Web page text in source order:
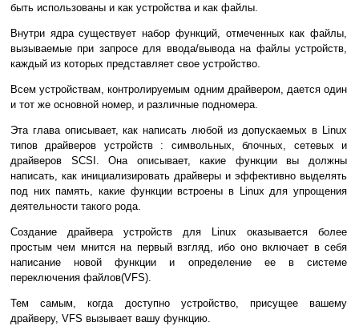
быть использованы и как устройства и как файлы.
Внутри ядра существует набор функций, отмеченных как файлы,
вызываемые при запросе для ввода/вывода на файлы устройств,
каждый из которых представляет свое устройство.
Всем устройствам, контролируемым одним драйвером, дается один
и тот же основной номер, и различные подномера.
Эта глава описывает, как написать любой из допускаемых в Linux
типов драйверов устройств : символьных, блочных, сетевых и
драйверов SCSI. Она описывает, какие функции вы должны
написать, как инициализировать драйверы и эффективно выделять
под них память, какие функции встроены в Linux для упрощения
деятельности такого рода.
Создание драйвера устройств для Linux оказывается более
простым чем мнится на первый взгляд, ибо оно включает в себя
написание новой функции и определение ее в системе
переключения файлов(VFS).
Тем самым, когда доступно устройство, присущее вашему
драйверу, VFS вызывает вашу функцию.